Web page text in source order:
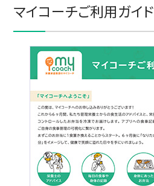
マイコーチご利用ガイド